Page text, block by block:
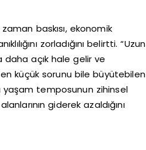
baskısı, ekonomik
zorladığını belirtti. “Uzun
daha açık hale gelir ve
küçük sorunu bile büyütebilen
yaşam temposunun zihinsel
giderek azaldığını